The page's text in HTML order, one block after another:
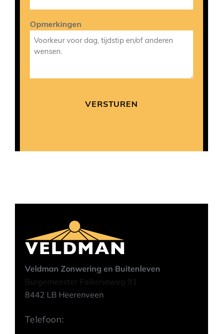
Opmerkingen
Veldman Zonwering en Buitenleven
Burgemeester Falkenaweg 91
8442 LB Heerenveen
Telefoon: